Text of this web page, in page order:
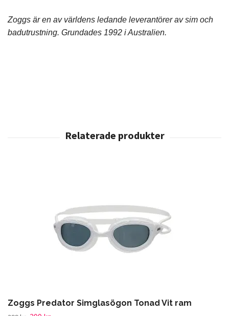
Zoggs är en av världens ledande leverantörer av sim och
badutrustning. Grundades 1992 i Australien.
Zoggs Predator Simglasögon Tonad Vit ram